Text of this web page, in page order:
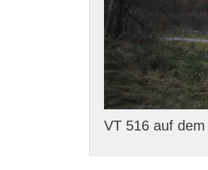
VT 516 auf